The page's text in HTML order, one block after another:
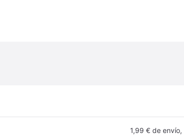
1,99 € de envío,